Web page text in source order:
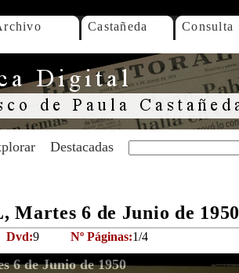
Castañeda Consulta
Destacadas
6 de Junio de 1950
Dvd:9 Nº Páginas:1/4
6 de Junio de 1950